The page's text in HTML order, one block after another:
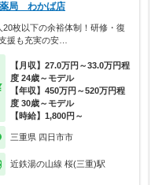
局 わかば店
20枚以下の余裕体制！研修・復
援も充実の安…
【月収】27.0万円～33.0万円程
度 24歳～モデル
【年収】450万円～520万円程
度 30歳～モデル
【時給】1,800円～
三重県 四日市市
近鉄湯の山線 桜(三重)駅